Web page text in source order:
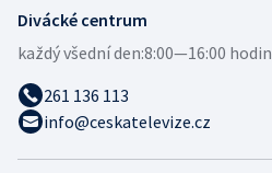
Divácké centrum
každý všední den:8:00—16:00 hodin
261 136 113
info@ceskatelevize.cz